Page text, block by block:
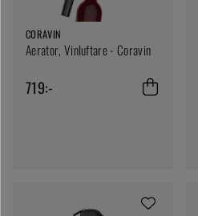
CORAVIN
Aerator, Vinluftare - Coravin
719:-